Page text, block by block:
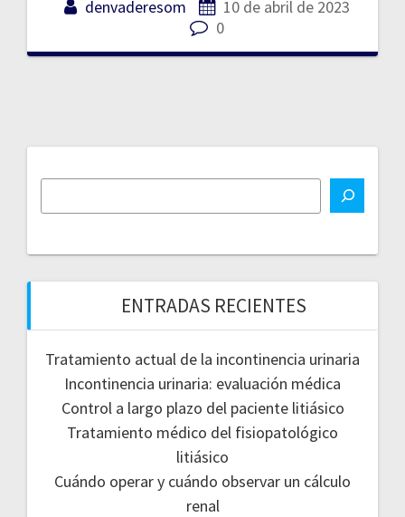
denvaderesom
10 de abril de 2023
0
ENTRADAS RECIENTES
Tratamiento actual de la incontinencia urinaria
Incontinencia urinaria: evaluación médica
Control a largo plazo del paciente litiásico
Tratamiento médico del fisiopatológico
litiásico
Cuándo operar y cuándo observar un cálculo
renal